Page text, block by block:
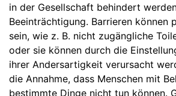
in der Gesellschaft behindert
Beeinträchtigung. Barrieren können
sein, wie z. B. nicht zugängliche
oder sie können durch die
ihrer Andersartigkeit verursacht
die Annahme, dass Menschen mit
bestimmte Dinge nicht tun können.